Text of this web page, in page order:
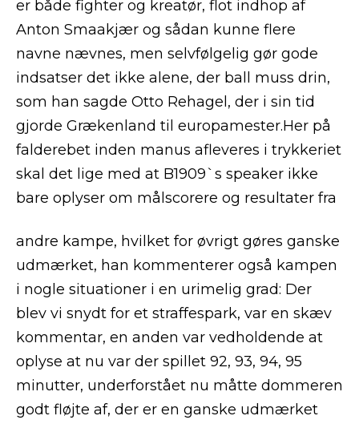
er både fighter og kreatør, flot indhop af
Anton Smaakjær og sådan kunne flere
navne nævnes, men selvfølgelig gør gode
indsatser det ikke alene, der ball muss drin,
som han sagde Otto Rehagel, der i sin tid
gjorde Grækenland til europamester.Her på
falderebet inden manus afleveres i trykkeriet
skal det lige med at B1909`s speaker ikke
bare oplyser om målscorere og resultater fra
andre kampe, hvilket for øvrigt gøres ganske
udmærket, han kommenterer også kampen
i nogle situationer i en urimelig grad: Der
blev vi snydt for et straffespark, var en skæv
kommentar, en anden var vedholdende at
oplyse at nu var der spillet 92, 93, 94, 95
minutter, underforstået nu måtte dommeren
godt fløjte af, der er en ganske udmærket